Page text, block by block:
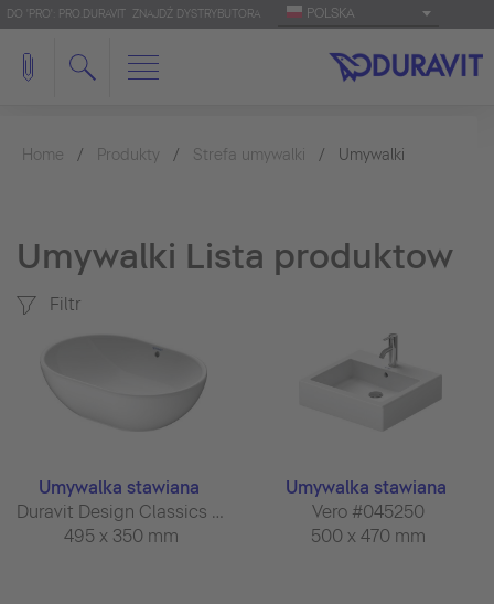
DO 'PRO': PRO.DURAVIT ZNAJDŹ DYSTRYBUTORA POLSKA
Home Produkty Strefa umywalki Umywalki
Umywalki Lista produktow
Filtr
Umywalka stawiana
Duravit Design Classics #033550
495 x 350 mm
Umywalka stawiana
Vero #045250
500 x 470 mm